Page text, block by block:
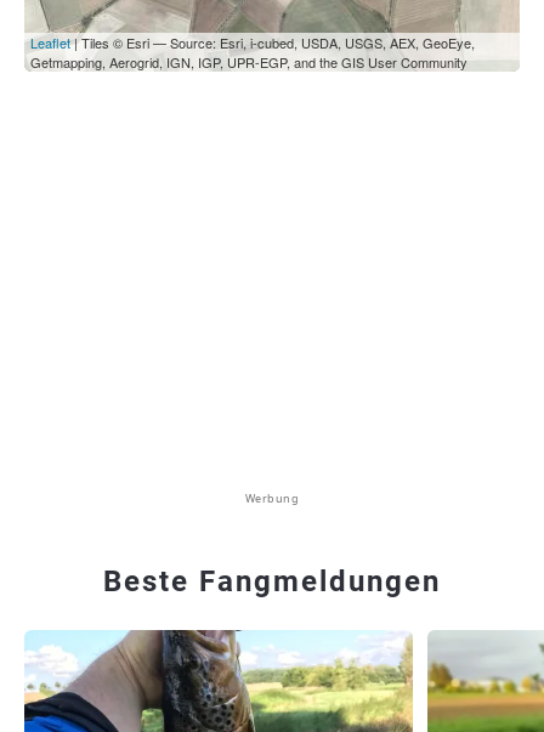
Leaflet| Tiles © Esri — Source: Esri, i-cubed, USDA, USGS, AEX, GeoEye,
Getmapping, Aerogrid, IGN, IGP, UPR-EGP, and the GIS User Community
Werbung
Beste Fangmeldungen